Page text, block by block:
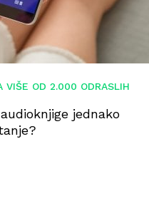
VIŠE OD 2.000 ODRASLIH
jednako